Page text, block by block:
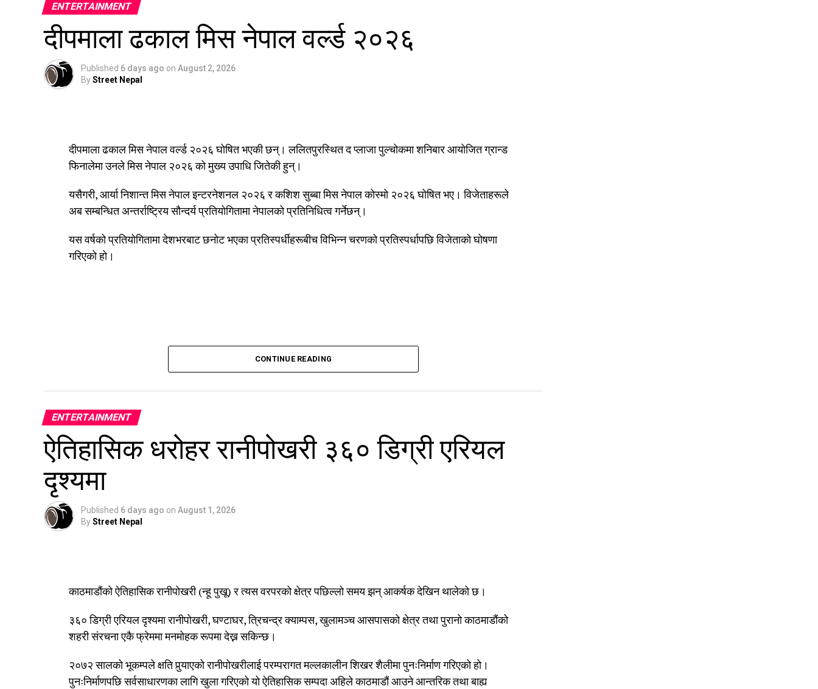
ENTERTAINMENT
दीपमाला ढकाल मिस नेपाल वर्ल्ड २०२६
Published 6 days ago on August 2, 2026
ByStreet Nepal
दीपमाला ढकाल मिस नेपाल वर्ल्ड २०२६ घोषित भएकी छन्। ललितपुरस्थित द प्लाजा पुल्चोकमा शनिबार आयोजित ग्रान्ड
फिनालेमा उनले मिस नेपाल २०२६ को मुख्य उपाधि जितेकी हुन्।
यसैगरी, आर्या निशान्त मिस नेपाल इन्टरनेशनल २०२६ र कशिश सुब्बा मिस नेपाल कोस्मो २०२६ घोषित भए। विजेताहरूले
अब सम्बन्धित अन्तर्राष्ट्रिय सौन्दर्य प्रतियोगितामा नेपालको प्रतिनिधित्व गर्नेछन्।
यस वर्षको प्रतियोगितामा देशभरबाट छनोट भएका प्रतिस्पर्धीहरूबीच विभिन्न चरणको प्रतिस्पर्धापछि विजेताको घोषणा
गरिएको हो।
CONTINUE READING
ENTERTAINMENT
ऐतिहासिक धरोहर रानीपोखरी ३६० डिग्री एरियल
दृश्यमा
Published 6 days ago on August 1, 2026
ByStreet Nepal
काठमाडौंको ऐतिहासिक रानीपोखरी (न्हू पुखू) र त्यस वरपरको क्षेत्र पछिल्लो समय झन् आकर्षक देखिन थालेको छ।
३६० डिग्री एरियल दृश्यमा रानीपोखरी, घण्टाघर, त्रिचन्द्र क्याम्पस, खुलामञ्च आसपासको क्षेत्र तथा पुरानो काठमाडौंको
शहरी संरचना एकै फ्रेममा मनमोहक रूपमा देख्न सकिन्छ।
२०७२ सालको भूकम्पले क्षति पुर्‍याएको रानीपोखरीलाई परम्परागत मल्लकालीन शिखर शैलीमा पुनःनिर्माण गरिएको हो।
पुनःनिर्माणपछि सर्वसाधारणका लागि खुला गरिएको यो ऐतिहासिक सम्पदा अहिले काठमाडौं आउने आन्तरिक तथा बाह्य